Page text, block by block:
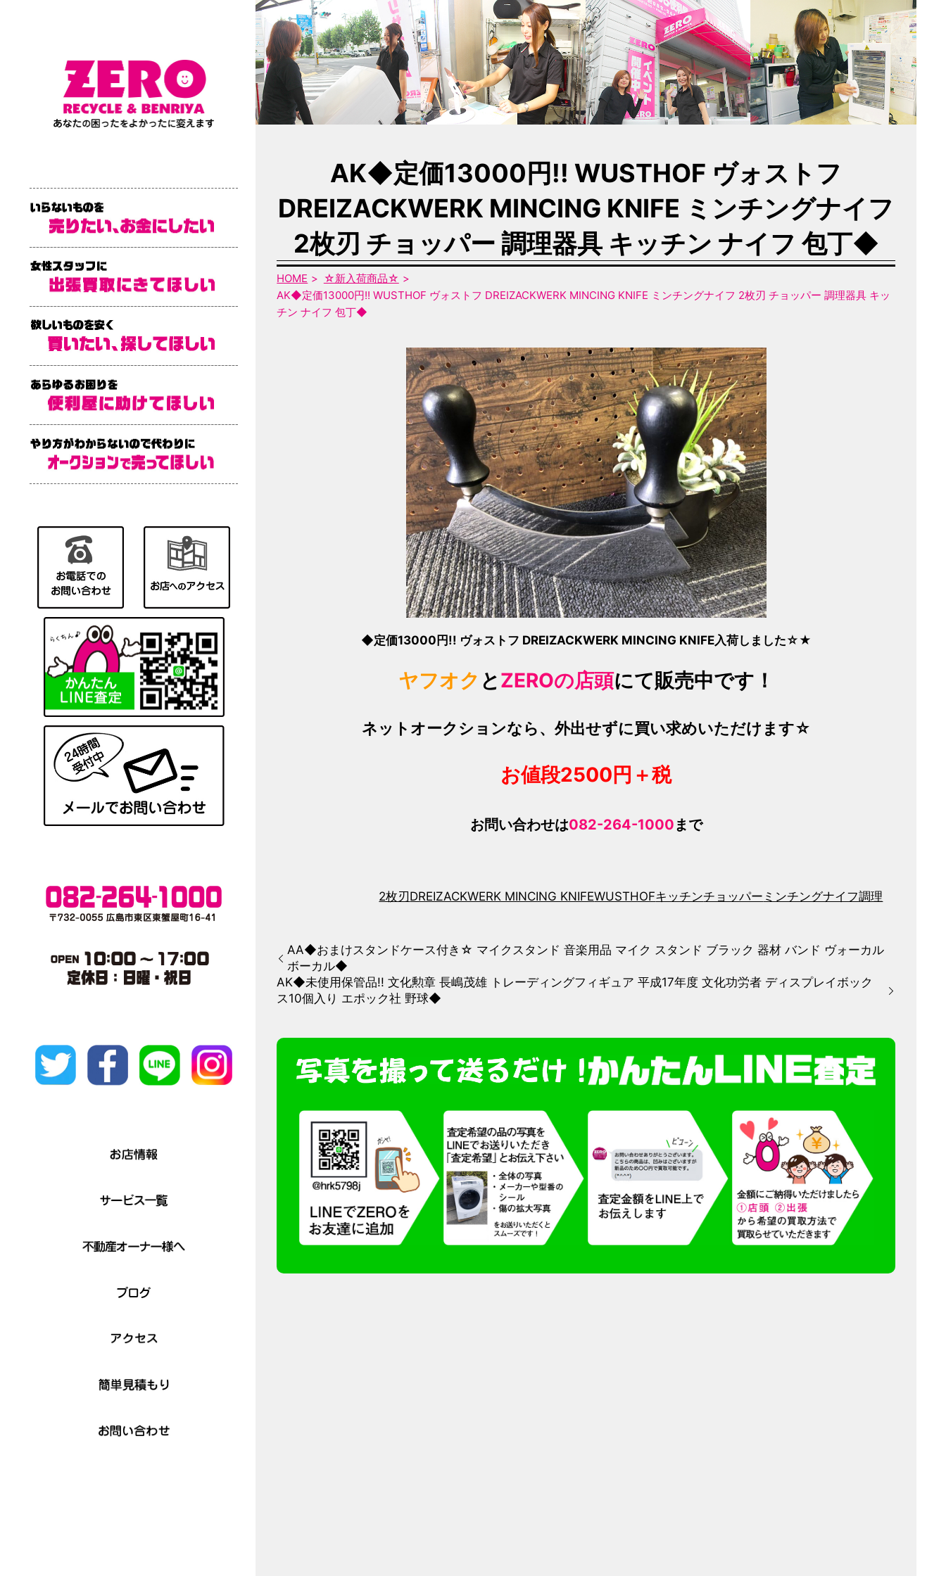
AK◆定価13000円!! WUSTHOF ヴォストフ
DREIZACKWERK MINCING KNIFE ミンチングナイフ
2枚刃 チョッパー 調理器具 キッチン ナイフ 包丁◆
HOME
☆新入荷商品☆
AK◆定価13000円!! WUSTHOF ヴォストフ DREIZACKWERK MINCING KNIFE ミンチングナイフ 2枚刃 チョッパー 調理器具 キッ
チン ナイフ 包丁◆
◆定価13000円!! ヴォストフ DREIZACKWERK MINCING KNIFE入荷しました☆★
ヤフオク とZEROの店頭にて販売中です！
ネットオークションなら、外出せずに買い求めいただけます☆
お値段2500 円＋税
お問い合わせは082-264-1000まで
2枚刃DREIZACKWERK MINCING KNIFEWUSTHOFキッチンチョッパー ミンチングナイフ調理
AA◆おまけスタンドケース付き☆ マイクスタンド 音楽用品 マイク スタンド ブラック 器材 バンド ヴォーカル
ボーカル◆
AK◆未使用保管品!! 文化勲章 長嶋茂雄 トレーディングフィギュア 平成17年度 文化功労者 ディスプレイボック
ス10個入り エポック社 野球◆